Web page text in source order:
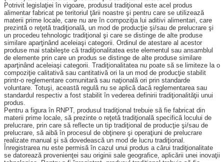
Potrivit legislaţiei în vigoare, produsul tradiţional este acel produs
alimentar fabricat pe teritoriul ţării noastre şi pentru care se utilizează
materii prime locale, care nu are în compoziţia lui aditivi alimentari, care
prezintă o reţetă tradiţională, un mod de producţie şi/sau de prelucrare şi
un procedeu tehnologic tradiţional şi care se distinge de alte produse
similare aparţinând aceleiaşi categorii. Ordinul de atestare al acestor
produse mai stabileşte că tradiţionalitatea este elementul sau ansamblul
de elemente prin care un produs se distinge de alte produse similare
aparţinând aceleiaşi categorii. Tradiţionalitatea nu poate să se limiteze la o
compoziţie calitativă sau cantitativă ori la un mod de producţie stabilit
printr-o reglementare comunitară sau naţională ori prin standarde
voluntare. Totuşi, această regulă nu se aplică dacă reglementarea sau
standardul respectiv a fost stabilit în vede­rea definirii tradiţionalităţii unui
produs.
Pentru a figura în RNPT, produsul tradiţional trebuie să fie fabricat din
materii prime locale, să prezinte o reţetă tradiţională specifică locului de
prelucrare, prin care să reflecte un tip tradiţional de producţie şi/sau de
prelucrare, să aibă în procesul de obţinere şi operaţiuni de prelucrare
realizate manual şi să dovedească un mod de lucru tradiţional.
Înregistrarea nu este permisă în cazul unui produs a cărui tradiţionalitate
se datorează provenienţei sau originii sale geografice, aplicării unei inovaţii